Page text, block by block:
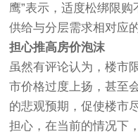
鹰”表示，适度松绑限
供给与分层需求相对应
担心推高房价泡沫
虽然有评论认为，楼市
市价格过度上扬，甚至
的悲观预期，促使楼市
担心，在当前的情况下